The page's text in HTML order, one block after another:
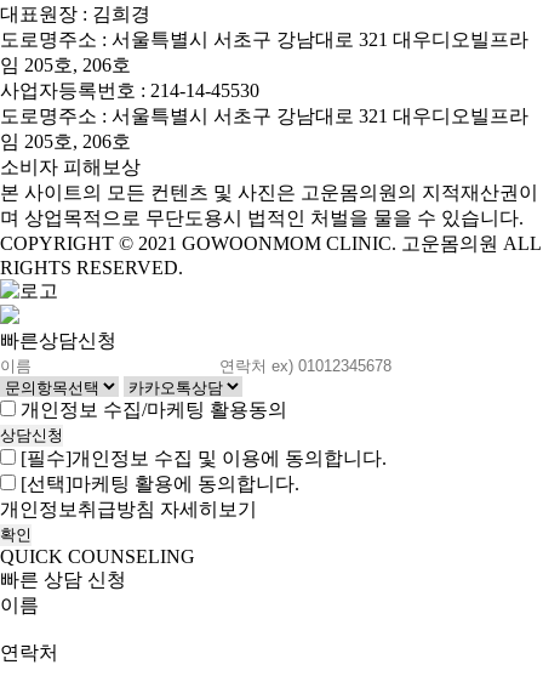
대표원장 : 김희경
도로명주소 : 서울특별시 서초구 강남대로 321 대우디오빌프라
임 205호, 206호
사업자등록번호 : 214-14-45530
도로명주소 : 서울특별시 서초구 강남대로 321 대우디오빌프라
임 205호, 206호
소비자 피해보상
본 사이트의 모든 컨텐츠 및 사진은 고운몸의원의 지적재산권이
며 상업목적으로 무단도용시 법적인 처벌을 물을 수 있습니다.
COPYRIGHT © 2021 GOWOONMOM CLINIC. 고운몸의원 ALL
RIGHTS RESERVED.
빠른상담신청
개인정보 수집/마케팅 활용동의
[필수]개인정보 수집 및 이용에 동의합니다.
[선택]마케팅 활용에 동의합니다.
개인정보취급방침 자세히보기
QUICK COUNSELING
빠른 상담 신청
이름
연락처